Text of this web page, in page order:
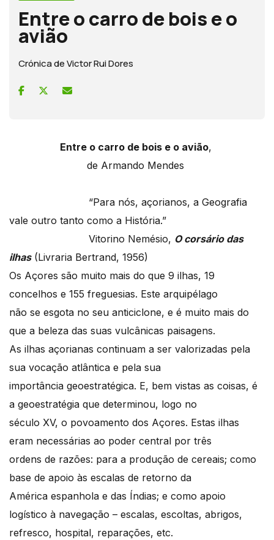
Entre o carro de bois e o
avião
Crónica de Victor Rui Dores
Entre o carro de bois e o avião,
de Armando Mendes
“Para nós, açorianos, a Geografia
vale outro tanto como a História.”
Vitorino Nemésio, O corsário das
ilhas(Livraria Bertrand, 1956)
Os Açores são muito mais do que 9 ilhas, 19
concelhos e 155 freguesias. Este arquipélago
não se esgota no seu anticiclone, e é muito mais do
que a beleza das suas vulcânicas paisagens.
As ilhas açorianas continuam a ser valorizadas pela
sua vocação atlântica e pela sua
importância geoestratégica. E, bem vistas as coisas, é
a geoestratégia que determinou, logo no
século XV, o povoamento dos Açores. Estas ilhas
eram necessárias ao poder central por três
ordens de razões: para a produção de cereais; como
base de apoio às escalas de retorno da
América espanhola e das Índias; e como apoio
logístico à navegação – escalas, escoltas, abrigos,
refresco, hospital, reparações, etc.